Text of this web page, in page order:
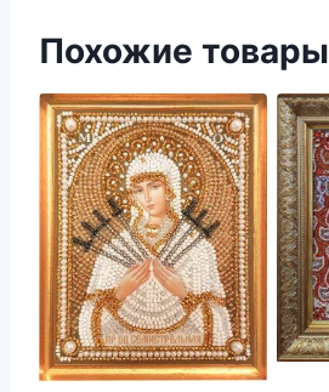
Похожие товары